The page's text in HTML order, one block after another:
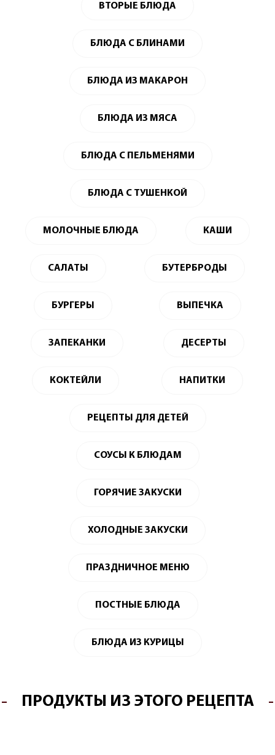
ВТОРЫЕ БЛЮДА
БЛЮДА С БЛИНАМИ
БЛЮДА ИЗ МАКАРОН
БЛЮДА ИЗ МЯСА
БЛЮДА С ПЕЛЬМЕНЯМИ
БЛЮДА С ТУШЕНКОЙ
МОЛОЧНЫЕ БЛЮДА КАШИ
САЛАТЫ БУТЕРБРОДЫ
БУРГЕРЫ ВЫПЕЧКА
ЗАПЕКАНКИ ДЕСЕРТЫ
КОКТЕЙЛИ НАПИТКИ
РЕЦЕПТЫ ДЛЯ ДЕТЕЙ
СОУСЫ К БЛЮДАМ
ГОРЯЧИЕ ЗАКУСКИ
ХОЛОДНЫЕ ЗАКУСКИ
ПРАЗДНИЧНОЕ МЕНЮ
ПОСТНЫЕ БЛЮДА
БЛЮДА ИЗ КУРИЦЫ
ПРОДУКТЫ ИЗ ЭТОГО РЕЦЕПТА